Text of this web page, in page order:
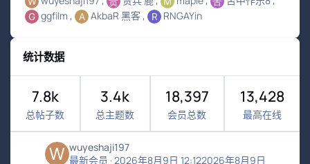
ggfilm
AkbaR 黑客 RNGAYin
统计数据
7.8k
总帖子数
3.4k
总主题数
18,397
会员总数
13,428
最高在线
wuyeshaji197
最新会员 ·2026年8月9日 12:122026年8月9日